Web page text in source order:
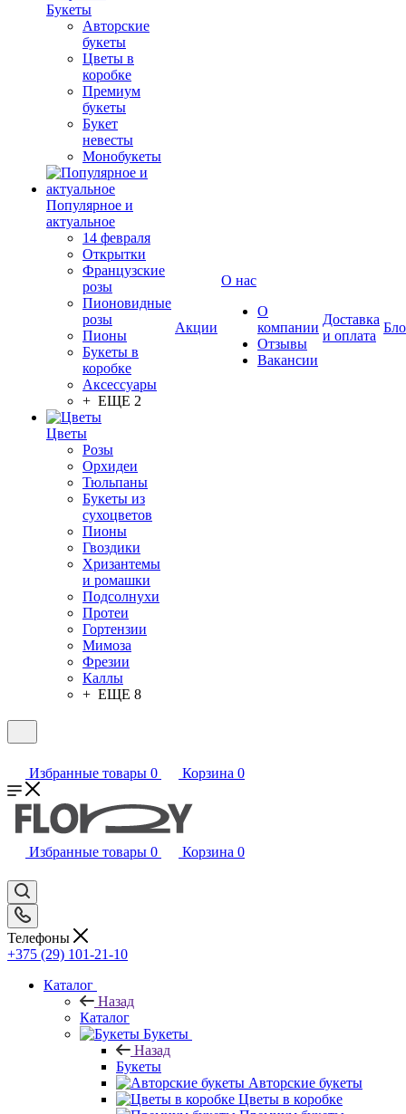
Букеты
Авторские
букеты
Цветы в
коробке
Премиум
букеты
Букет
невесты
Монобукеты
Популярное и
актуальное
14 февраля
Открытки
Французские
розы
Пионовидные
розы
Пионы
Букеты в
коробке
Аксессуары
+ ЕЩЕ 2
Цветы
Розы
Орхидеи
Тюльпаны
Букеты из
сухоцветов
Пионы
Гвоздики
Хризантемы
и ромашки
Подсолнухи
Протеи
Гортензии
Мимоза
Фрезии
Каллы
+ ЕЩЕ 8
Акции
О нас
О
компании
Отзывы
Вакансии
Доставка
и оплата
Избранные товары 0 Корзина 0
Избранные товары 0 Корзина 0
Телефоны
+375 (29) 101-21-10
Каталог
Назад
Каталог
Букеты
Назад
Букеты
Авторские букеты
Цветы в коробке